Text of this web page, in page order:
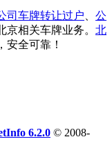
司车牌转让过户
公
京相关车牌业务。 北
安全可靠！
6.2.0 © 2008-